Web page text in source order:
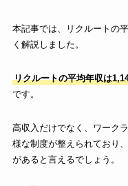
本記事では、リクルートの
く解説しました。
リクルートの平均年収は
です。
高収入だけでなく、ワーク
様な制度が整えられており
があると言えるでしょう。